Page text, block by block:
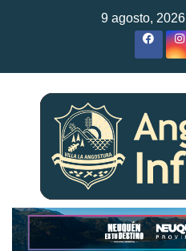
9 agosto, 2026